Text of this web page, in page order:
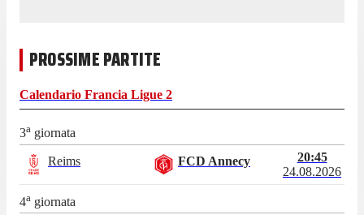
PROSSIME PARTITE
Calendario Francia Ligue 2
3a giornata
Reims FCD Annecy
20:45
24.08.2026
4a giornata